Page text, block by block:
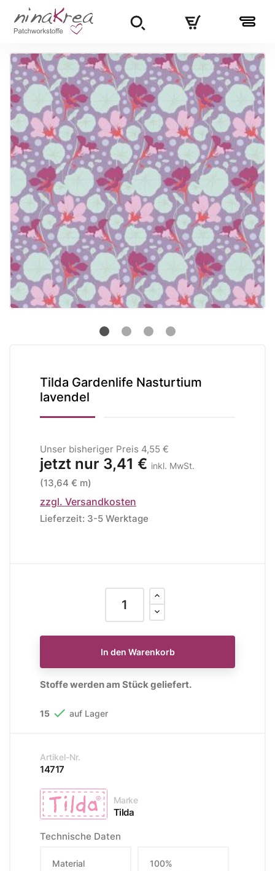
Tilda Gardenlife Nasturtium
lavendel
Unser bisheriger Preis 4,55 €
jetzt nur 3,41 € inkl. MwSt.
(13,64 € m)
zzgl. Versandkosten
Lieferzeit: 3-5 Werktage
In den Warenkorb
Stoffe werden am Stück geliefert.
15  auf Lager
Artikel-Nr.
14717
Marke
Tilda
Technische Daten
Material
100%